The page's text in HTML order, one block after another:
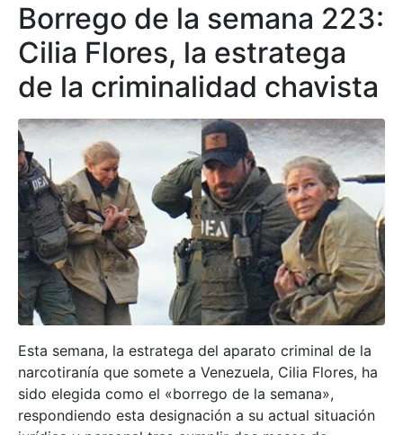
Borrego de la semana 223:
Cilia Flores, la estratega
de la criminalidad chavista
Esta semana, la estratega del aparato criminal de la
narcotiranía que somete a Venezuela, Cilia Flores, ha
sido elegida como el «borrego de la semana»,
respondiendo esta designación a su actual situación